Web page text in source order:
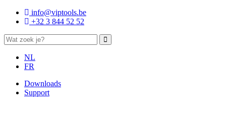
info@viptools.be
+32 3 844 52 52
NL
FR
Downloads
Support